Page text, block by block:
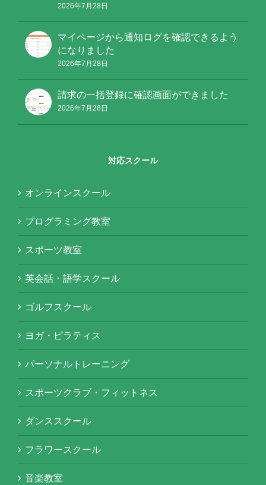
2026年7月28日
マイページから通知ログを確認できるよう
になりました
2026年7月28日
請求の一括登録に確認画面ができました
2026年7月28日
対応スクール
オンラインスクール
プログラミング教室
スポーツ教室
英会話・語学スクール
ゴルフスクール
ヨガ・ピラティス
パーソナルトレーニング
スポーツクラブ・フィットネス
ダンススクール
フラワースクール
音楽教室